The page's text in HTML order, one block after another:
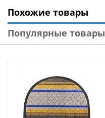
Похожие товары
Популярные товары